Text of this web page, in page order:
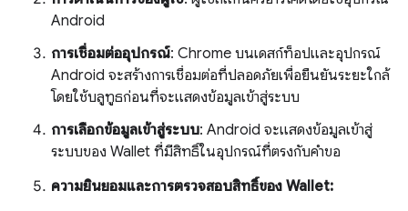
Android
การเชื่อมต่ออุปกรณ์: Chrome บนเดสก์ท็อปและอุปกรณ์
Android จะสร้างการเชื่อมต่อที่ปลอดภัยเพื่อยืนยันระยะใกล้
โดยใช้บลูทูธก่อนที่จะแสดงข้อมูลเข้าสู่ระบบ
การเลือกข้อมูลเข้าสู่ระบบ: Android จะแสดงข้อมูลเข้าสู่
ระบบของ Wallet ที่มีสิทธิ์ในอุปกรณ์ที่ตรงกับคำขอ
ความยินยอมและการตรวจสอบสิทธิ์ของ Wallet: